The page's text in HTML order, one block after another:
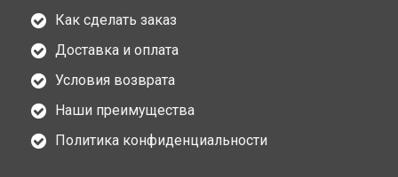
Как сделать заказ
Доставка и оплата
Условия возврата
Наши преимущества
Политика конфиденциальности